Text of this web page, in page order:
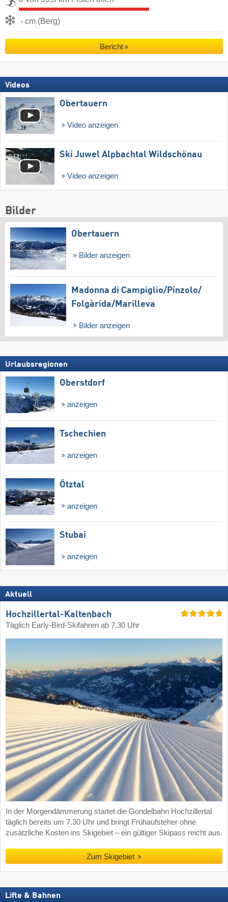
- cm (Berg)
Bericht
Videos
Obertauern
Video anzeigen
Ski Juwel Alpbachtal Wildschönau
Video anzeigen
Bilder
Obertauern
Bilder anzeigen
Madonna di Campiglio/​Pinzolo/​
Folgàrida/​Marilleva
Bilder anzeigen
Urlaubsregionen
Oberstdorf
anzeigen
Tschechien
anzeigen
Ötztal
anzeigen
Stubai
anzeigen
Aktuell
Hochzillertal-Kaltenbach
Täglich Early-Bird-Skifahren ab 7.30 Uhr
In der Morgendämmerung startet die Gondelbahn Hochzillertal
täglich bereits um 7.30 Uhr und bringt Frühaufsteher ohne
zusätzliche Kosten ins Skigebiet – ein gültiger Skipass reicht aus.
Zum Skigebiet
Lifte & Bahnen